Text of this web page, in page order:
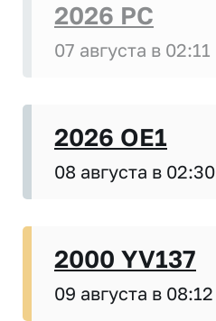
2026 PC
07 августа в 02:11
2026 OE1
08 августа в 02:30
2000 YV137
09 августа в 08:12